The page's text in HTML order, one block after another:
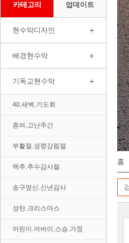
카테고리 업데이트
현수막디자인 +
배경현수막 +
기독교현수막 +
40.새벽.기도회
종려.고난주간
부활절.성령강림절
맥추.추수감사절
송구영신.신년감사
성탄.크리스마스
어린이.어버이.스승.가정
홈